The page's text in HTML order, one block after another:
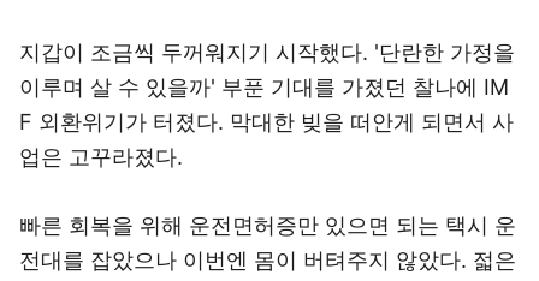
지갑이 조금씩 두꺼워지기 시작했다. '단란한 가정을
이루며 살 수 있을까' 부푼 기대를 가졌던 찰나에 IM
F 외환위기가 터졌다. 막대한 빚을 떠안게 되면서 사
업은 고꾸라졌다.
빠른 회복을 위해 운전면허증만 있으면 되는 택시 운
전대를 잡았으나 이번엔 몸이 버텨주지 않았다. 젋은